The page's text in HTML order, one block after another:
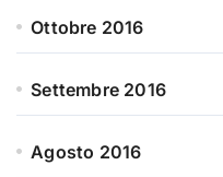
Ottobre 2016
Settembre 2016
Agosto 2016